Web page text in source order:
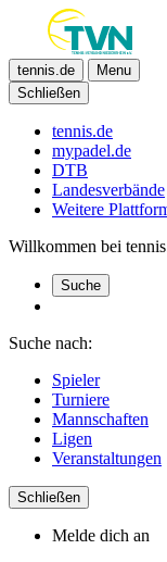
tennis.de
Menu
Schließen
tennis.de
mypadel.de
DTB
Landesverbände
Weitere
Willkommen bei
Suche
Suche nach:
Spieler
Turniere
Mannschaften
Ligen
Veranstaltungen
Schließen
Melde dich an